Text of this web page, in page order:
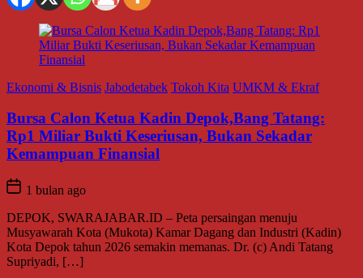
Ekonomi & Bisnis Jabodetabek Tokoh Kita UMKM & Ekraf
Bursa Calon Ketua Kadin Depok,Bang Tatang:
Rp1 Miliar Bukti Keseriusan, Bukan Sekadar
Kemampuan Finansial
1 bulan ago
DEPOK, SWARAJABAR.ID – Peta persaingan menuju
Musyawarah Kota (Mukota) Kamar Dagang dan Industri (Kadin)
Kota Depok tahun 2026 semakin memanas. Dr. (c) Andi Tatang
Supriyadi, […]